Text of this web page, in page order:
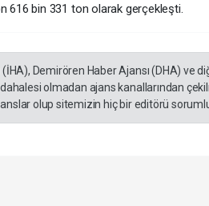
616 bin 331 ton olarak gerçekleşti.
Demirören Haber Ajansı (DHA) ve
olmadan ajans kanallarından
olup sitemizin hiç bir editörü